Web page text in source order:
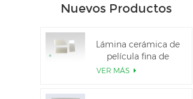
Nuevos Productos
Lámina cerámica de
película fina de
nitruro de aluminio
VER MÁS